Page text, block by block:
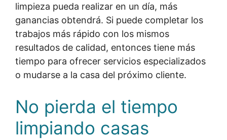
limpieza pueda realizar en un día, más
ganancias obtendrá. Si puede completar los
trabajos más rápido con los mismos
resultados de calidad, entonces tiene más
tiempo para ofrecer servicios especializados
o mudarse a la casa del próximo cliente.
No pierda el tiempo
limpiando casas